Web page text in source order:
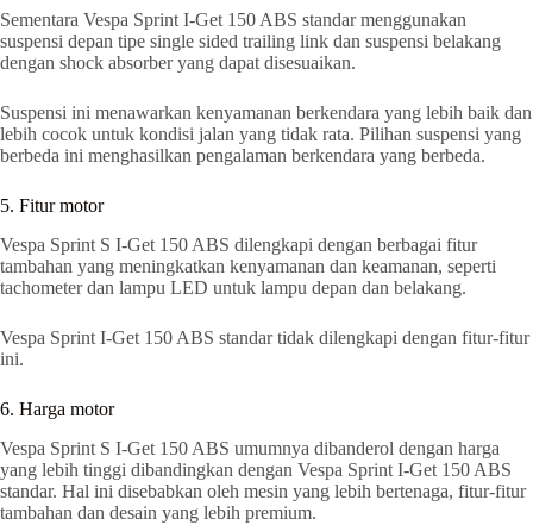
Sementara Vespa Sprint I-Get 150 ABS standar menggunakan
suspensi depan tipe single sided trailing link dan suspensi belakang
dengan shock absorber yang dapat disesuaikan.
Suspensi ini menawarkan kenyamanan berkendara yang lebih baik dan
lebih cocok untuk kondisi jalan yang tidak rata. Pilihan suspensi yang
berbeda ini menghasilkan pengalaman berkendara yang berbeda.
5. Fitur motor
Vespa Sprint S I-Get 150 ABS dilengkapi dengan berbagai fitur
tambahan yang meningkatkan kenyamanan dan keamanan, seperti
tachometer dan lampu LED untuk lampu depan dan belakang.
Vespa Sprint I-Get 150 ABS standar tidak dilengkapi dengan fitur-fitur
ini.
6. Harga motor
Vespa Sprint S I-Get 150 ABS umumnya dibanderol dengan harga
yang lebih tinggi dibandingkan dengan Vespa Sprint I-Get 150 ABS
standar. Hal ini disebabkan oleh mesin yang lebih bertenaga, fitur-fitur
tambahan dan desain yang lebih premium.